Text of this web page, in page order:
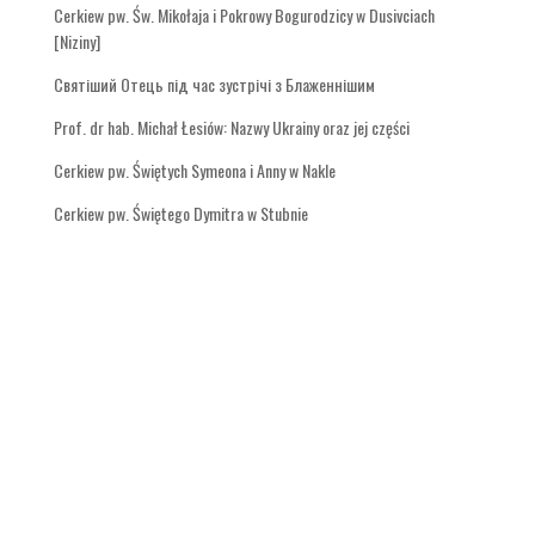
Cerkiew pw. Św. Mikołaja i Pokrowy Bogurodzicy w Dusivciach
[Niziny]
Святіший Отець під час зустрічі з Блаженнішим
Prof. dr hab. Michał Łesiów: Nazwy Ukrainy oraz jej części
Cerkiew pw. Świętych Symeona i Anny w Nakle
Cerkiew pw. Świętego Dymitra w Stubnie